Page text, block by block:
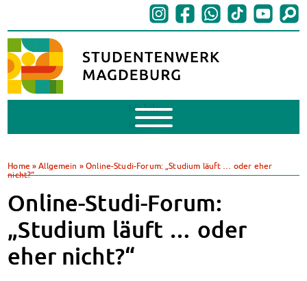
Mobile
Menu
BAföG beantragen
BAföG-FAQs
Dokumente
BAföG-Sprechstunden
Kredite & Stipendien
AnsprechpartnerInnen
Mensen & Cafeterien
Home »Allgemein »Online-Studi-Forum: „Studium läuft … oder eher
nicht?“
Online-Studi-Forum:
„Studium läuft … oder
eher nicht?“